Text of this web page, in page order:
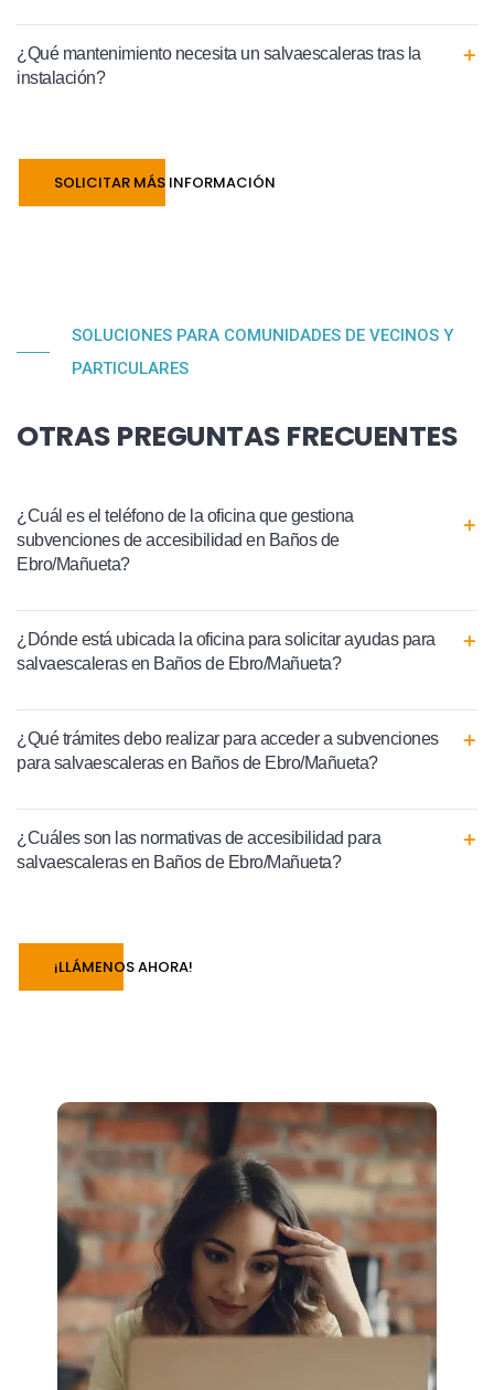
¿Qué mantenimiento necesita un salvaescaleras tras la
instalación?
SOLICITAR MÁS INFORMACIÓN
SOLUCIONES PARA COMUNIDADES DE VECINOS Y
PARTICULARES
OTRAS PREGUNTAS FRECUENTES
¿Cuál es el teléfono de la oficina que gestiona
subvenciones de accesibilidad en Baños de
Ebro/Mañueta?
¿Dónde está ubicada la oficina para solicitar ayudas para
salvaescaleras en Baños de Ebro/Mañueta?
¿Qué trámites debo realizar para acceder a subvenciones
para salvaescaleras en Baños de Ebro/Mañueta?
¿Cuáles son las normativas de accesibilidad para
salvaescaleras en Baños de Ebro/Mañueta?
¡LLÁMENOS AHORA!